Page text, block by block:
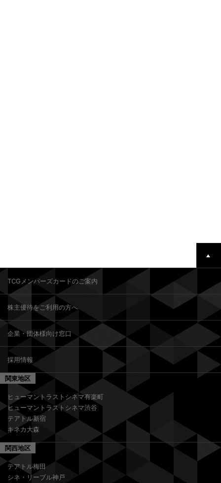
TCGメンバーズカードのご案内
株主優待をご利用の方へ
企業・団体様向け窓口
採用情報
関東地区
ヒューマントラストシネマ有楽町
ヒューマントラストシネマ渋谷
テアトル新宿
キネカ大森
関西地区
テアトル梅田
シネ・リーブル神戸